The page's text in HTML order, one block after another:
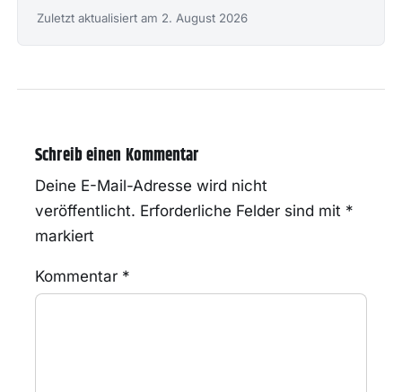
Zuletzt aktualisiert am 2. August 2026
Schreib einen Kommentar
Deine E-Mail-Adresse wird nicht
veröffentlicht. Erforderliche Felder sind mit *
markiert
Kommentar *